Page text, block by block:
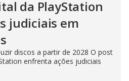
da PlayStation
judiciais em
discos a partir de 2028 O post
enfrenta ações judiciais